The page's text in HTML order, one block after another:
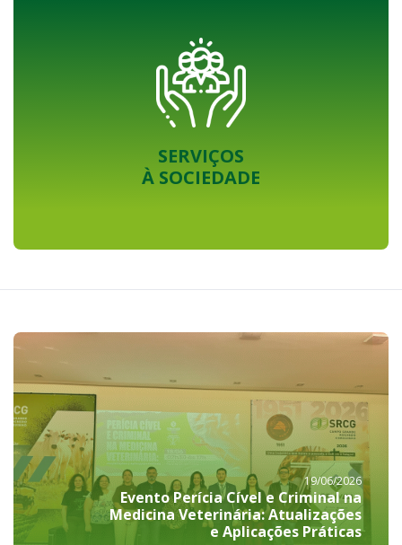
SERVIÇOS
À SOCIEDADE
19/06/2026
Evento Perícia Cível e Criminal na
Medicina Veterinária: Atualizações
e Aplicações Práticas